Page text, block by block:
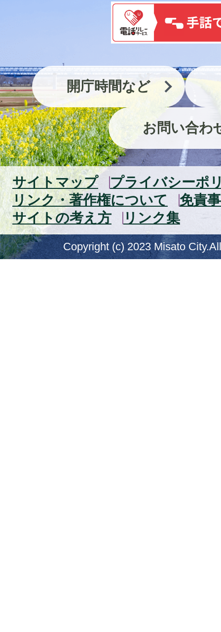
開庁時間など
お問い合わ
サイトマップ
プライバシーポ
リンク・著作権について
免責
サイトの考え方
リンク集
Copyright (c) 2023 Misato